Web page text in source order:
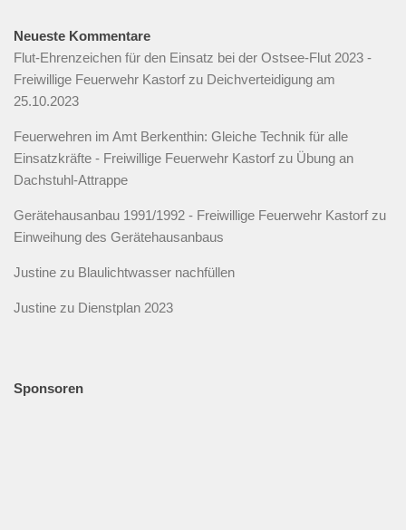
Neueste Kommentare
Flut-Ehrenzeichen für den Einsatz bei der Ostsee-Flut 2023 -
Freiwillige Feuerwehr Kastorf zu Deichverteidigung am
25.10.2023
Feuerwehren im Amt Berkenthin: Gleiche Technik für alle
Einsatzkräfte - Freiwillige Feuerwehr Kastorf zu Übung an
Dachstuhl-Attrappe
Gerätehausanbau 1991/1992 - Freiwillige Feuerwehr Kastorf zu
Einweihung des Gerätehausanbaus
Justine zu Blaulichtwasser nachfüllen
Justine zu Dienstplan 2023
Sponsoren